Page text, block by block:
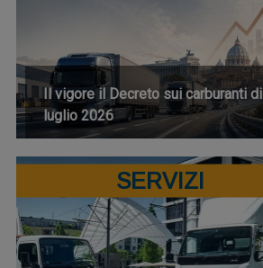
Il vigore il Decreto sui carburanti di
luglio 2026
SERVIZI